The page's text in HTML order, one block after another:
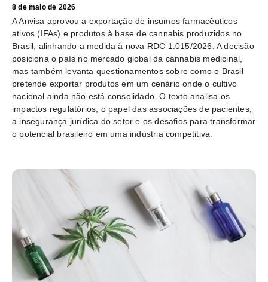
8 de maio de 2026
A Anvisa aprovou a exportação de insumos farmacêuticos
ativos (IFAs) e produtos à base de cannabis produzidos no
Brasil, alinhando a medida à nova RDC 1.015/2026. A decisão
posiciona o país no mercado global da cannabis medicinal,
mas também levanta questionamentos sobre como o Brasil
pretende exportar produtos em um cenário onde o cultivo
nacional ainda não está consolidado. O texto analisa os
impactos regulatórios, o papel das associações de pacientes,
a insegurança jurídica do setor e os desafios para transformar
o potencial brasileiro em uma indústria competitiva.